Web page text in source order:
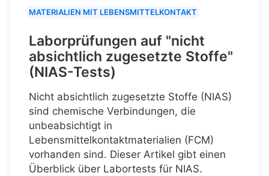
MATERIALIEN MIT LEBENSMITTELKONTAKT
Laborprüfungen auf "nicht
absichtlich zugesetzte Stoffe"
(NIAS-Tests)
Nicht absichtlich zugesetzte Stoffe (NIAS)
sind chemische Verbindungen, die
unbeabsichtigt in
Lebensmittelkontaktmaterialien (FCM)
vorhanden sind. Dieser Artikel gibt einen
Überblick über Labortests für NIAS.